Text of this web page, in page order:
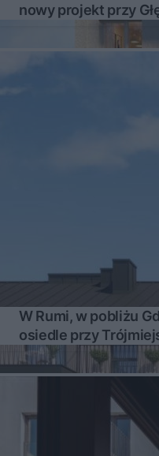
nowy projekt przy
W Rumi, w pobliżu
osiedle przy